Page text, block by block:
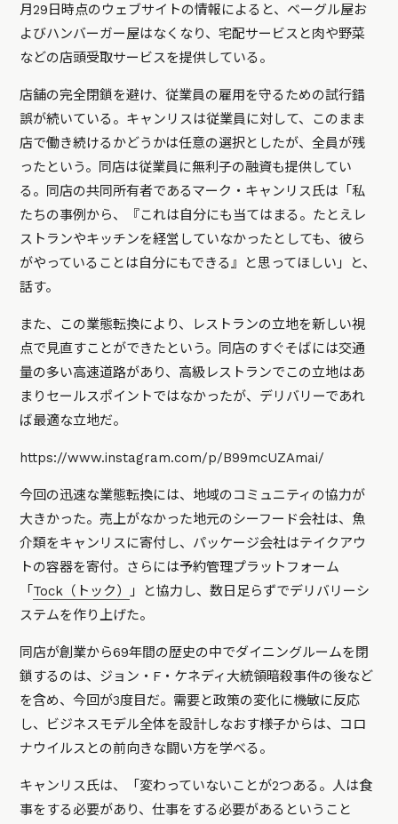
月29日時点のウェブサイトの情報によると、ベーグル屋お
よびハンバーガー屋はなくなり、宅配サービスと肉や野菜
などの店頭受取サービスを提供している。
店舗の完全閉鎖を避け、従業員の雇用を守るための試行錯
誤が続いている。キャンリスは従業員に対して、このまま
店で働き続けるかどうかは任意の選択としたが、全員が残
ったという。同店は従業員に無利子の融資も提供してい
る。同店の共同所有者であるマーク・キャンリス氏は「私
たちの事例から、『これは自分にも当てはまる。たとえレ
ストランやキッチンを経営していなかったとしても、彼ら
がやっていることは自分にもできる』と思ってほしい」と、
話す。
また、この業態転換により、レストランの立地を新しい視
点で見直すことができたという。同店のすぐそばには交通
量の多い高速道路があり、高級レストランでこの立地はあ
まりセールスポイントではなかったが、デリバリーであれ
ば最適な立地だ。
https://www.instagram.com/p/B99mcUZAmai/
今回の迅速な業態転換には、地域のコミュニティの協力が
大きかった。売上がなかった地元のシーフード会社は、魚
介類をキャンリスに寄付し、パッケージ会社はテイクアウ
トの容器を寄付。さらには予約管理プラットフォーム
「 Tock（トック）
」と協力し、数日足らずでデリバリーシ
ステムを作り上げた。
同店が創業から69年間の歴史の中でダイニングルームを閉
鎖するのは、ジョン・F・ケネディ大統領暗殺事件の後など
を含め、今回が3度目だ。需要と政策の変化に機敏に反応
し、ビジネスモデル全体を設計しなおす様子からは、コロ
ナウイルスとの前向きな闘い方を学べる。
キャンリス氏は、「変わっていないことが2つある。人は食
事をする必要があり、仕事をする必要があるということ